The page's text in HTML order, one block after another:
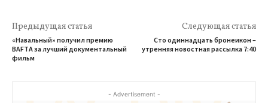
Предыдущая статья
«Навальный» получил премию
BAFTA за лучший документальный
фильм
Следующая статья
Сто одиннадцать бронеикон –
утренняя новостная рассылка 7:40
- Advertisement -